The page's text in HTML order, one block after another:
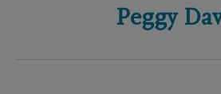
Peggy